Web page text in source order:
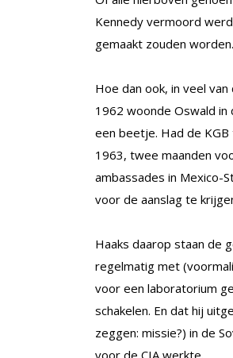
Kennedy vermoord
gemaakt zouden worden.
Hoe dan ook, in veel
1962 woonde Oswald
een beetje. Had de
1963, twee maanden
ambassades in Mexico-
voor de aanslag te
Haaks daarop staan de
regelmatig met
voor een laboratorium
schakelen. En dat hij
zeggen: missie?) in de
voor de CIA werkte.